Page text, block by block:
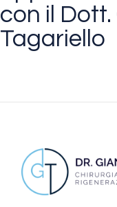
con il
Tagariello